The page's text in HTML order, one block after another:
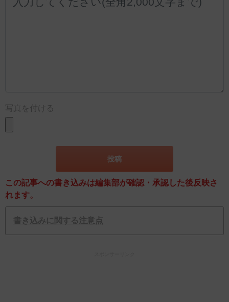
写真を付ける
この記事への書き込みは編集部が確認・承認した後反映さ
れます。
書き込みに関する注意点